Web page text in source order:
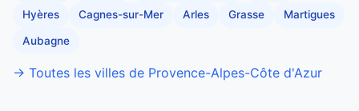
Hyères Cagnes-sur-Mer Arles Grasse Martigues
Aubagne
→ Toutes les villes de Provence-Alpes-Côte d'Azur